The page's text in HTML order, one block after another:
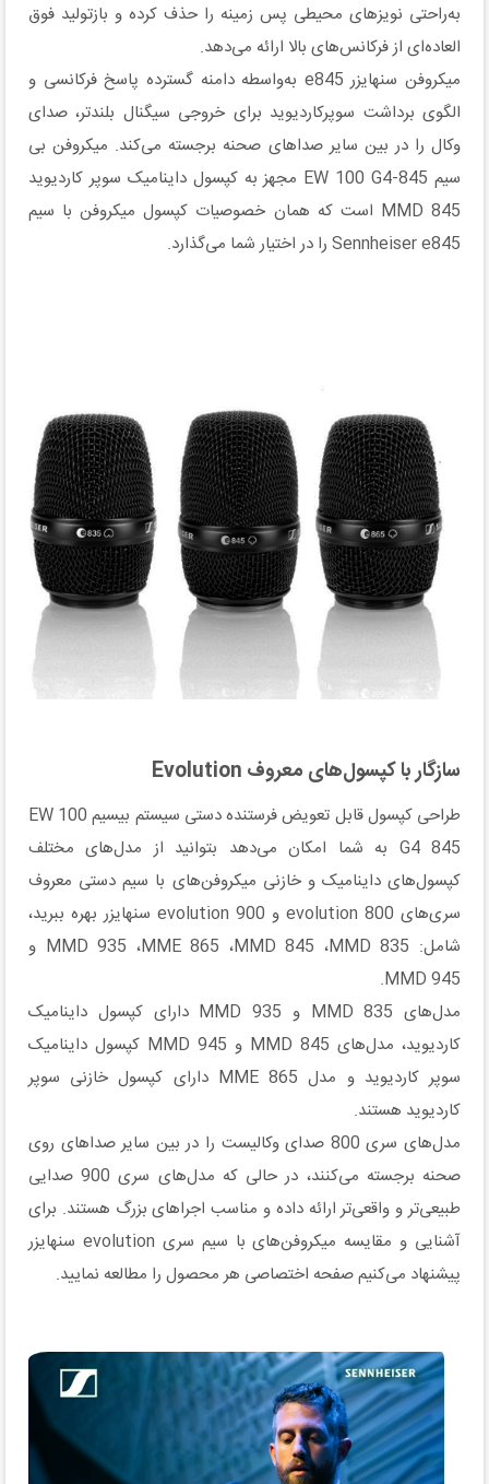
به‌راحتی نویزهای محیطی پس زمینه را حذف کرده و بازتولید فوق
العاده‌ای از فرکانس‌های بالا ارائه می‌دهد.
میکروفن سنهایزر e845 به‌واسطه دامنه گسترده پاسخ فرکانسی و
الگوی برداشت سوپرکاردیوید برای خروجی سیگنال بلندتر، صدای
وکال را در بین سایر صداهای صحنه برجسته می‌کند. میکروفن بی
سیم EW 100 G4-845 مجهز به کپسول داینامیک سوپر کاردیوید
MMD 845 است که همان خصوصیات کپسول میکروفن با سیم
Sennheiser e845 را در اختیار شما می‌گذارد.
سازگار با کپسول‌های معروف Evolution
طراحی کپسول قابل تعویض فرستنده دستی سیستم بیسیم EW 100
G4 845 به شما امکان می‌دهد بتوانید از مدل‌های مختلف
کپسول‌های داینامیک و خازنی میکروفن‌های با سیم دستی معروف
سری‌های evolution 800 و evolution 900 سنهایزر بهره ببرید،
شامل: MMD 935 ،MME 865 ،MMD 845 ،MMD 835 و
MMD 945.
مدل‌های MMD 835 و MMD 935 دارای کپسول داینامیک
کاردیوید، مدل‌های MMD 845 و MMD 945 کپسول داینامیک
سوپر کاردیوید و مدل MME 865 دارای کپسول خازنی سوپر
کاردیوید هستند.
مدل‌های سری 800 صدای وکالیست را در بین سایر صداهای روی
صحنه برجسته می‌کنند، در حالی که مدل‌های سری 900 صدایی
طبیعی‌تر و واقعی‌تر ارائه داده و مناسب اجراهای بزرگ هستند. برای
آشنایی و مقایسه میکروفن‌های با سیم سری evolution سنهایزر
پیشنهاد می‌کنیم صفحه اختصاصی هر محصول را مطالعه نمایید.